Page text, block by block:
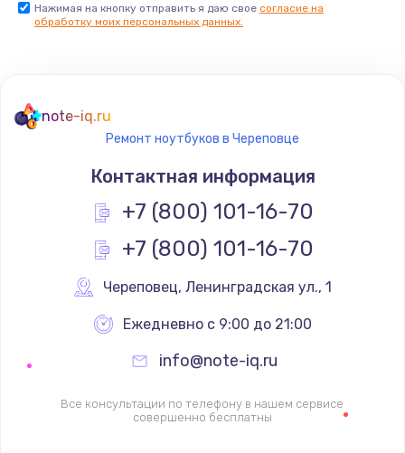
Нажимая на кнопку отправить я даю свое согласие на
обработку моих персональных данных.
note-iq.ru
Ремонт ноутбуков в Череповце
Контактная информация
+7 (800) 101-16-70
+7 (800) 101-16-70
Череповец, Ленинградская ул., 1
Ежедневно с 9:00 до 21:00
info@note-iq.ru
Все консультации по телефону в нашем сервисе
совершенно бесплатны